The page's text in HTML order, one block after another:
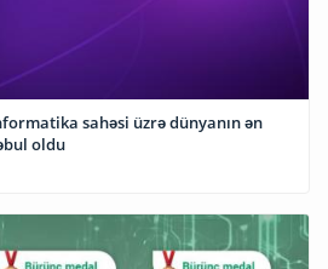
sahəsi üzrə dünyanın ən
oldu